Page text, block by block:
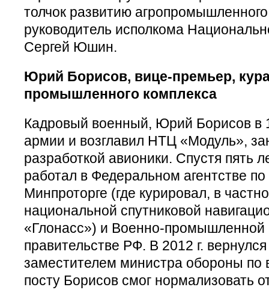
толчок развитию
руководитель исполкома
Сергей Юшин.
Юрий Борисов, вице-премьер,
промышленного комплекса
Кадровый военный, Юрий Борисов в
армии и возглавил НТЦ «Модуль»,
разработкой авионики. Спустя пять
работал в Федеральном агентстве
Минпроторге (где курировал, в
национальной спутниковой
«Глонасс») и Военно-промышленной
правительстве РФ. В 2012 г.
заместителем министра обороны
посту Борисов смог нормализовать